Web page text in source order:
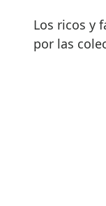
Los ricos y
por las